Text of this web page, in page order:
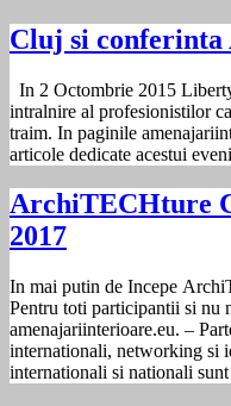
Cluj si conferinta
In 2 Octombrie 2015
intralnire al profesionistilor
traim. In paginile
articole dedicate acestui
ArchiTECHture
2017
In mai putin de Incepe
Pentru toti participantii si nu
amenajariinterioare.eu. –
internationali, networking si
internationali si nationali